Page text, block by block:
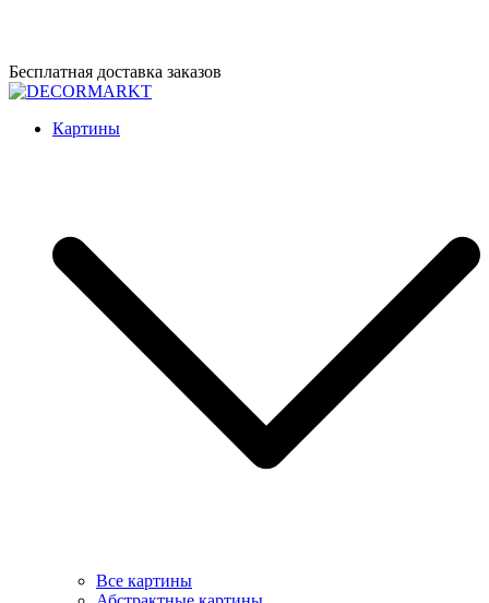
Перейти
к
Бесплатная доставка заказов
DECORMARKT
Картины для интерьера ручной работы
Картины
Все картины